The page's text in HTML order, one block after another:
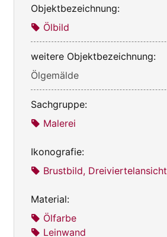
Objektbezeichnung:
Ölbild
weitere Objektbezeichnung:
Ölgemälde
Sachgruppe:
Malerei
Ikonografie:
Brustbild, Dreiviertelansicht
Material:
Ölfarbe
Leinwand